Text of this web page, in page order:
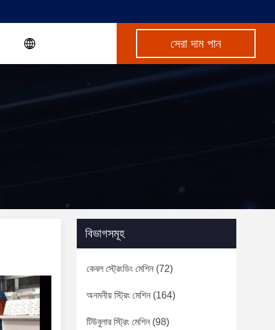
সেরা দাম পান
বিভাগসমূহ
কেবল স্ট্রেংডিং মেশিন (72)
অনমনীয় স্ট্রিং মেশিন (164)
টিউবুলার স্ট্রিং মেশিন (98)